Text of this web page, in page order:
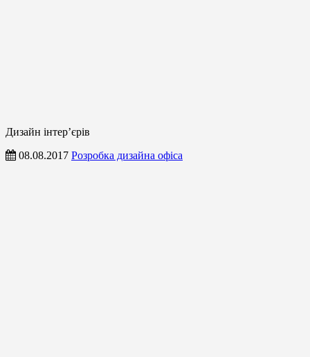
Дизайн інтер’єрів
08.08.2017 Розробка дизайна офіса